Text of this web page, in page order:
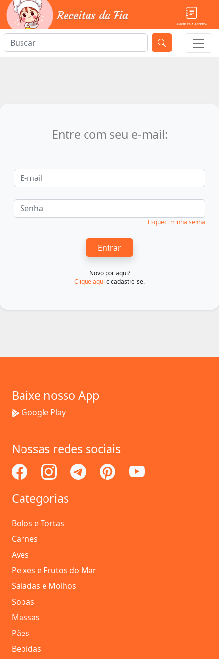
ENVIE SUA RECEITA
Entre com seu e-mail:
Esqueci minha senha
Entrar
Novo por aqui?
Clique aqui e cadastre-se.
Baixe nosso App
Google Play
Nossas redes sociais
Categorias
Bolos e Tortas
Carnes
Aves
Peixes e Frutos do Mar
Saladas e Molhos
Sopas
Massas
Pães
Bebidas